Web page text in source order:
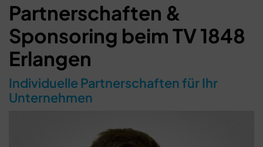
Partnerschaften &
Sponsoring beim TV 1848
Erlangen
Individuelle Partnerschaften für Ihr
Unternehmen